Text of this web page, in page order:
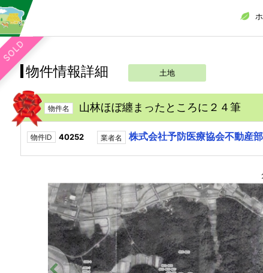
SOLD
物件情報詳細 土地
物件名 山林ほぼ纏まったところに２４筆
物件ID 40252 業者名 株式会社予防医療協会不動産部